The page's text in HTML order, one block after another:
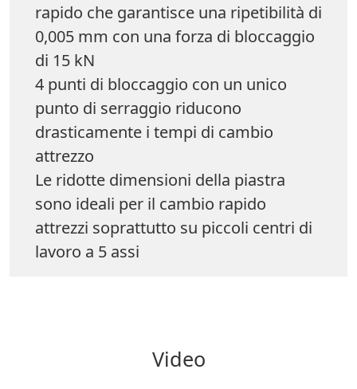
rapido che garantisce una ripetibilità di
0,005 mm con una forza di bloccaggio
di 15 kN
4 punti di bloccaggio con un unico
punto di serraggio riducono
drasticamente i tempi di cambio
attrezzo
Le ridotte dimensioni della piastra
sono ideali per il cambio rapido
attrezzi soprattutto su piccoli centri di
lavoro a 5 assi
Video